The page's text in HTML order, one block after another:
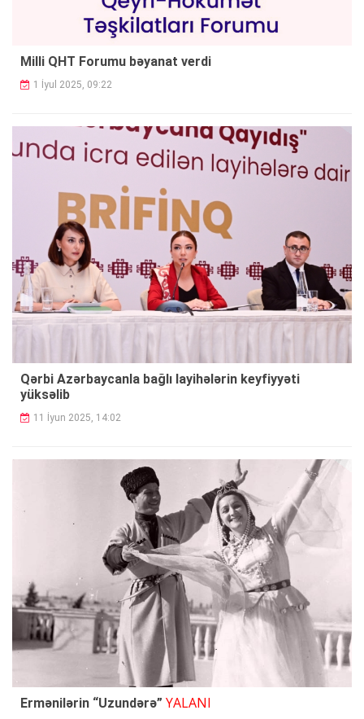
Milli QHT Forumu bəyanat verdi
1 İyul 2025, 09:22
Qərbi Azərbaycanla bağlı layihələrin keyfiyyəti
yüksəlib
11 İyun 2025, 14:02
Ermənilərin “Uzundərə” YALANI